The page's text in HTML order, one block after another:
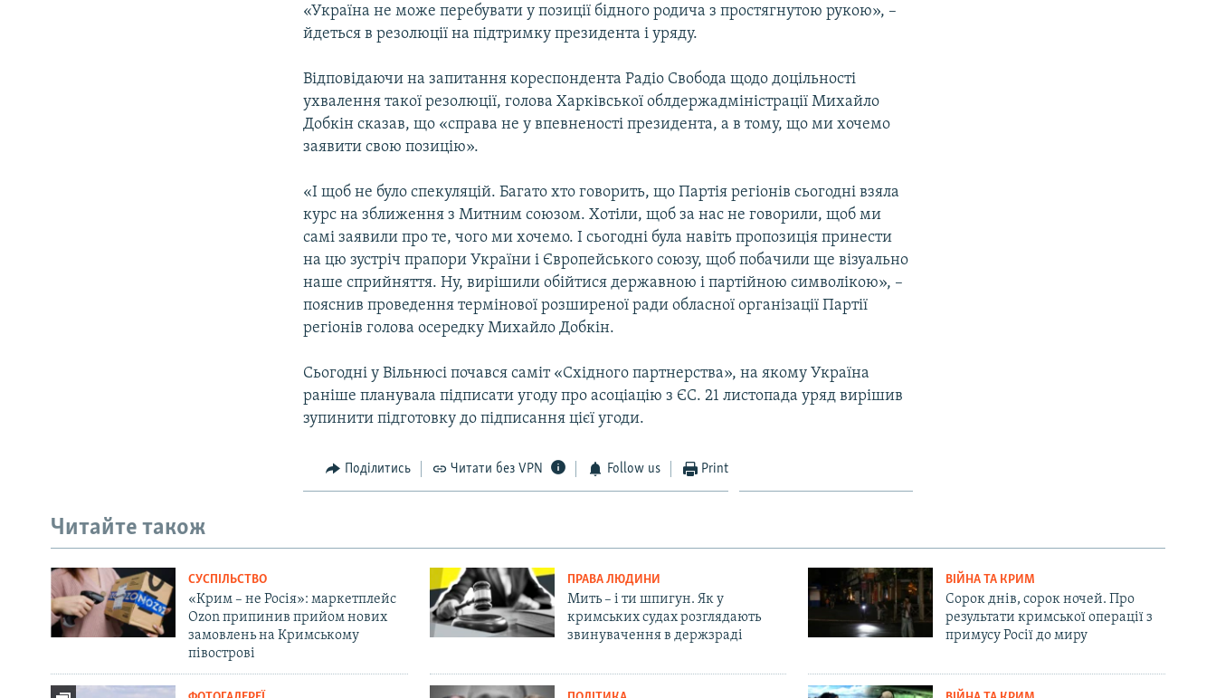
«Україна не може перебувати у позиції бідного родича з простягнутою рукою», –
йдеться в резолюції на підтримку президента і уряду.
Відповідаючи на запитання кореспондента Радіо Свобода щодо доцільності
ухвалення такої резолюції, голова Харківської облдержадміністрації Михайло
Добкін сказав, що «справа не у впевненості президента, а в тому, що ми хочемо
заявити свою позицію».
«І щоб не було спекуляцій. Багато хто говорить, що Партія регіонів сьогодні взяла
курс на зближення з Митним союзом. Хотіли, щоб за нас не говорили, щоб ми
самі заявили про те, чого ми хочемо. І сьогодні була навіть пропозиція принести
на цю зустріч прапори України і Європейського союзу, щоб побачили ще візуально
наше сприйняття. Ну, вирішили обійтися державною і партійною символікою», –
пояснив проведення термінової розширеної ради обласної організації Партії
регіонів голова осередку Михайло Добкін.
Сьогодні у Вільнюсі почався саміт «Східного партнерства», на якому Україна
раніше планувала підписати угоду про асоціацію з ЄС. 21 листопада уряд вирішив
зупинити підготовку до підписання цієї угоди.
Поділитись Читати без VPN Follow us Print
Читайте також
СУСПІЛЬСТВО
«Крим – не Росія»: маркетплейс
Ozon припинив прийом нових
замовлень на Кримському
півострові
ПРАВА ЛЮДИНИ
Мить – і ти шпигун. Як у
кримських судах розглядають
звинувачення в держзраді
ВІЙНА ТА КРИМ
Сорок днів, сорок ночей. Про
результати кримської операції з
примусу Росії до миру